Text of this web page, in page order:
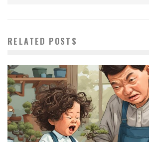
RELATED POSTS